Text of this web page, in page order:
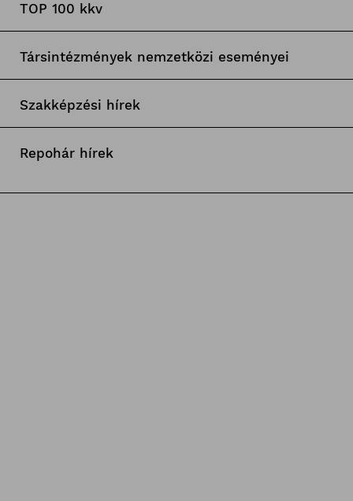
TOP 100 kkv
Társintézmények nemzetközi eseményei
Szakképzési hírek
Repohár hírek